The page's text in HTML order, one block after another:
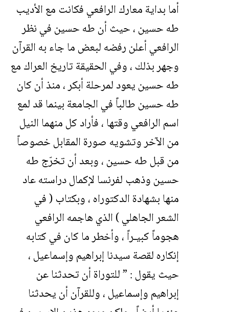
أما بداية معارك الرافعي فكانت مع الأديب
طه حسين ، حيث أن طه حسين في نظر
الرافعي أعلن رفضه لبعض ما جاء به القرآن
وجهر بذلك ، وفي الحقيقة تاريخ العراك مع
طه حسين يعود لمرحلة أبكر ، منذ أن كان
طه حسين طالباً في الجامعة بينما قد لمع
اسم الرافعي وقتها ، فأراد كل منهما النيل
من الآخر وتشويه صورة المقابل خصوصاً
من قبل طه حسين ، وبعد أن تخرّج طه
حسين وذهب لفرنسا لإكمال دراسته عاد
منها بشهادة الدكتوراه ، وبكتاب ( في
الشعر الجاهلي ) الذي هاجمه الرافعي
هجوماً كبيـراً ، وأخطر ما كان في كتابه
إنكاره لقصة سيدنا إبراهيم وإسماعيل ،
حيث يقول : ” للتوراة أن تحدثنا عن
إبراهيم وإسماعيل ، وللقرآن أن يحدثنا